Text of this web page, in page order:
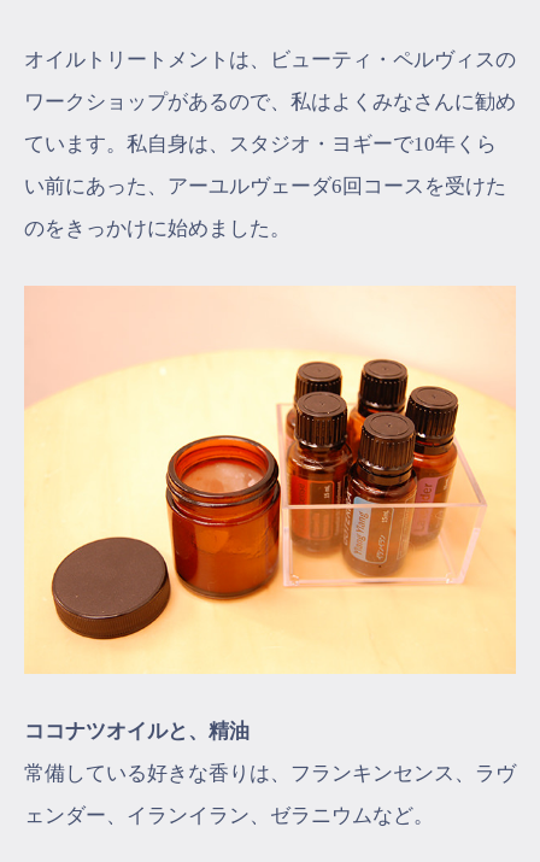
オイルトリートメントは、ビューティ・ペルヴィスの
ワークショップがあるので、私はよくみなさんに勧め
ています。私自身は、スタジオ・ヨギーで10年くら
い前にあった、アーユルヴェーダ6回コースを受けた
のをきっかけに始めました。
ココナツオイルと、精油
常備している好きな香りは、フランキンセンス、ラヴ
ェンダー、イランイラン、ゼラニウムなど。